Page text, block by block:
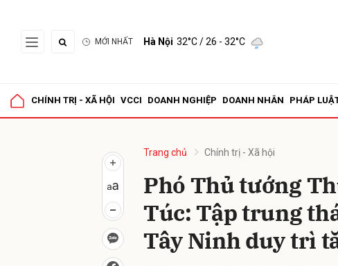
MỚI NHẤT Hà Nội 32°C/ 26 - 32°C
CHÍNH TRỊ - XÃ HỘI VCCI DOANH NGHIỆP DOANH NHÂN PHÁP
Trang chủ Chính trị - Xã hội
Phó Thủ tướng
Túc: Tập trung
Tây Ninh duy trì